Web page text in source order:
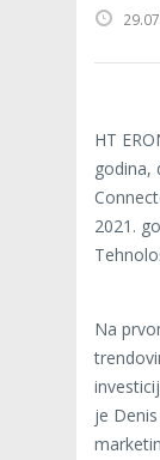
HT
godina,
2021.
Na
je